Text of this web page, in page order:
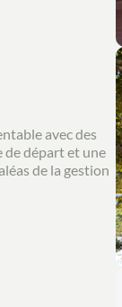
avec des
de départ et une
de la gestion